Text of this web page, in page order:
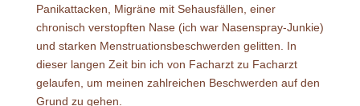
Panikattacken, Migräne mit Sehausfällen, einer
chronisch verstopften Nase (ich war Nasenspray-Junkie)
und starken Menstruationsbeschwerden gelitten. In
dieser langen Zeit bin ich von Facharzt zu Facharzt
gelaufen, um meinen zahlreichen Beschwerden auf den
Grund zu gehen.